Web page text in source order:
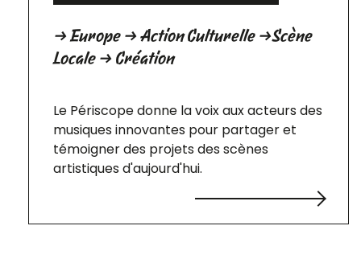
→ Europe → Action Culturelle →Scène
Locale → Création
Le Périscope donne la voix aux acteurs des
musiques innovantes pour partager et
témoigner des projets des scènes
artistiques d'aujourd'hui.